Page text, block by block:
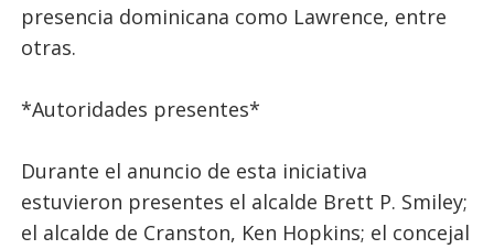
presencia dominicana como Lawrence, entre
otras.
*Autoridades presentes*
Durante el anuncio de esta iniciativa
estuvieron presentes el alcalde Brett P. Smiley;
el alcalde de Cranston, Ken Hopkins; el concejal